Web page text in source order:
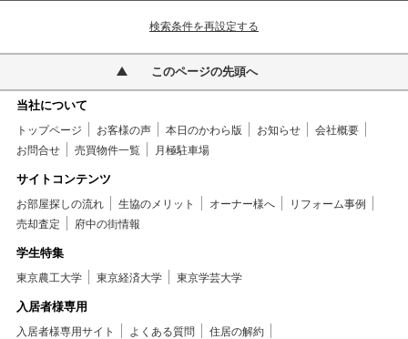
検索条件を再設定する
このページの先頭へ
当社について
トップページ お客様の声 本日のかわら版 お知らせ
会社概要
お問合せ
売買物件一覧 月極駐車場
サイトコンテンツ
お部屋探しの流れ 生協のメリット オーナー様へ
リフォーム事例
売却査定
府中の街情報
学生特集
東京農工大学 東京経済大学 東京学芸大学
入居者様専用
入居者様専用サイト よくある質問
住居の解約